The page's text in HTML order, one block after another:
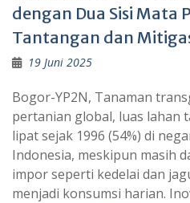
dengan Dua Sisi Mata
Tantangan dan
19 Juni 2025
Bogor-YP2N, Tanaman
pertanian global, luas lahan
lipat sejak 1996 (54%) di
Indonesia, meskipun masih
impor seperti kedelai dan
menjadi konsumsi harian.